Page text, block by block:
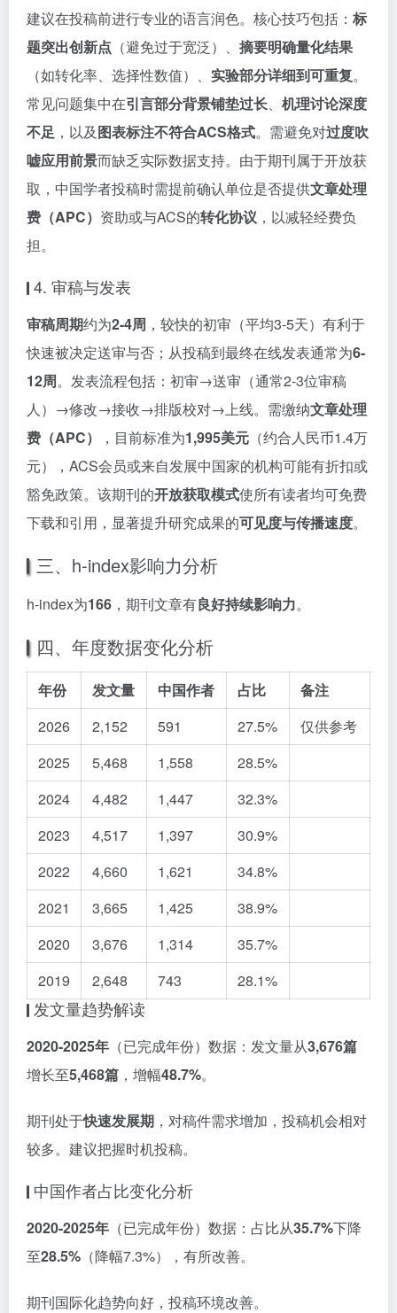
建议在投稿前进行专业的语言润色。核心技巧包括： 标
题突出创新点 （避免过于宽泛）、 摘要明确量化结果
（如转化率、选择性数值）、 实验部分详细到可重复。
常见问题集中在引言部分背景铺垫过长、 机理讨论深度
不足 ，以及图表标注不符合ACS格式。需避免对过度吹
嘘应用前景而缺乏实际数据支持。由于期刊属于开放获
取，中国学者投稿时需提前确认单位是否提供文章处理
费（APC） 资助或与ACS的转化协议 ，以减轻经费负
担。
4. 审稿与发表
审稿周期约为2-4周 ，较快的初审（平均3-5天）有利于
快速被决定送审与否；从投稿到最终在线发表通常为6-
12周。发表流程包括：初审→送审（通常2-3位审稿
人）→修改→接收→排版校对→上线。需缴纳文章处理
费（APC）
，目前标准为1,995美元 （约合人民币1.4万
元），ACS会员或来自发展中国家的机构可能有折扣或
豁免政策。该期刊的开放获取模式使所有读者均可免费
下载和引用，显著提升研究成果的可见度与传播速度。
三、h-index影响力分析
h-index为166 ，期刊文章有良好持续影响力。
四、年度数据变化分析
年份 发文量 中国作者 占比
备注
2026
2,152 591 27.5%
仅供参考
2025
5,468 1,558
28.5%
2024
4,482 1,447
32.3%
2023
4,517 1,397
30.9%
2022
4,660 1,621
34.8%
2021
3,665 1,425
38.9%
2020
3,676 1,314
35.7%
2019
2,648 743 28.1%
发文量趋势解读
2020-2025年 （已完成年份）数据：发文量从3,676篇
增长至5,468篇 ，增幅48.7%。
期刊处于快速发展期 ，对稿件需求增加，投稿机会相对
较多。建议把握时机投稿。
中国作者占比变化分析
2020-2025年 （已完成年份）数据：占比从35.7%下降
至28.5% （降幅7.3%），有所改善。
期刊国际化趋势向好，投稿环境改善。